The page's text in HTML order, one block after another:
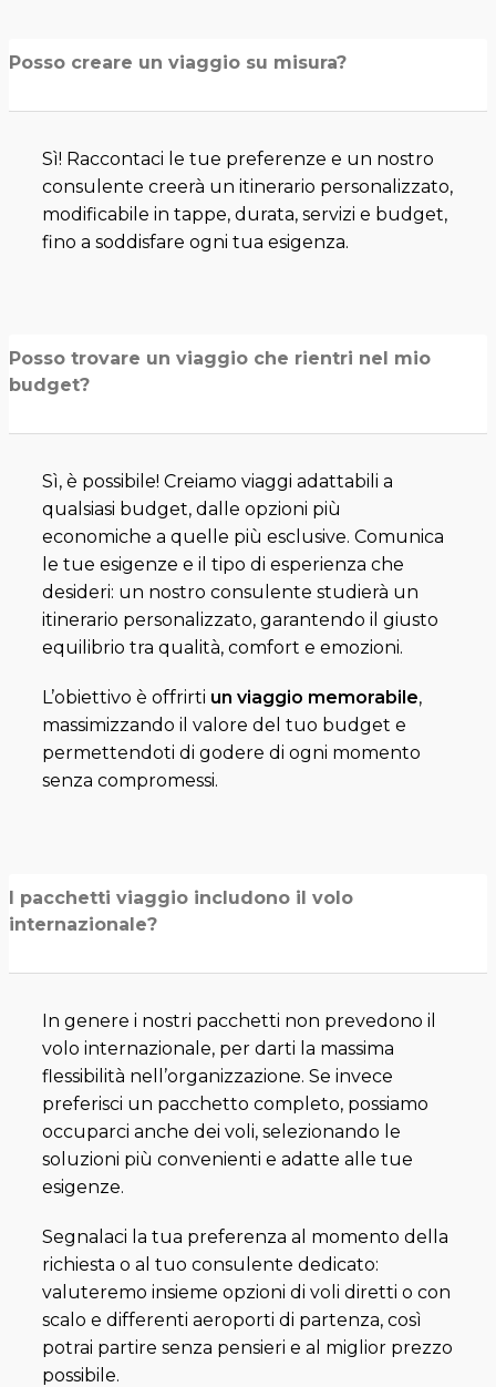
Posso creare un viaggio su misura?
Sì! Raccontaci le tue preferenze e un nostro
consulente creerà un itinerario personalizzato,
modificabile in tappe, durata, servizi e budget,
fino a soddisfare ogni tua esigenza.
Posso trovare un viaggio che rientri nel mio
budget?
Sì, è possibile! Creiamo viaggi adattabili a
qualsiasi budget, dalle opzioni più
economiche a quelle più esclusive. Comunica
le tue esigenze e il tipo di esperienza che
desideri: un nostro consulente studierà un
itinerario personalizzato, garantendo il giusto
equilibrio tra qualità, comfort e emozioni.
L’obiettivo è offrirti un viaggio memorabile,
massimizzando il valore del tuo budget e
permettendoti di godere di ogni momento
senza compromessi.
I pacchetti viaggio includono il volo
internazionale?
In genere i nostri pacchetti non prevedono il
volo internazionale, per darti la massima
flessibilità nell’organizzazione. Se invece
preferisci un pacchetto completo, possiamo
occuparci anche dei voli, selezionando le
soluzioni più convenienti e adatte alle tue
esigenze.
Segnalaci la tua preferenza al momento della
richiesta o al tuo consulente dedicato:
valuteremo insieme opzioni di voli diretti o con
scalo e differenti aeroporti di partenza, così
potrai partire senza pensieri e al miglior prezzo
possibile.